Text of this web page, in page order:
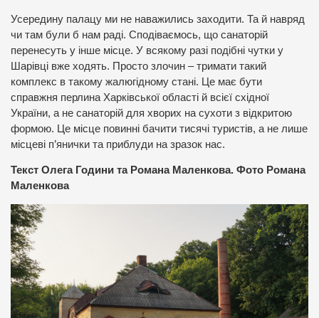
Усередину палацу ми не наважились заходити. Та й навряд
чи там були б нам раді. Сподіваємось, що санаторій
перенесуть у інше місце. У всякому разі подібні чутки у
Шарівці вже ходять. Просто злочин – тримати такий
комплекс в такому жалюгідному стані. Це має бути
справжня перлина Харківської області й всієї східної
України, а не санаторій для хворих на сухоти з відкритою
формою. Це місце повинні бачити тисячі туристів, а не лише
місцеві п’янички та приблуди на зразок нас.
Текст Олега Години та Романа Маленкова. Фото Романа
Маленкова